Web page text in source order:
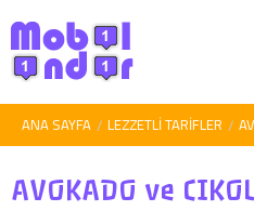
ANA SAYFA LEZZETLI TARIFLER
AVOKADO ve